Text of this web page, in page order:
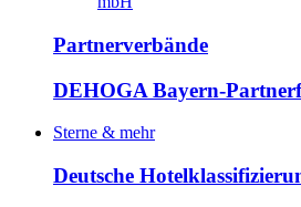
Partnerverbände
DEHOGA Bayern-
Sterne & mehr
Deutsche